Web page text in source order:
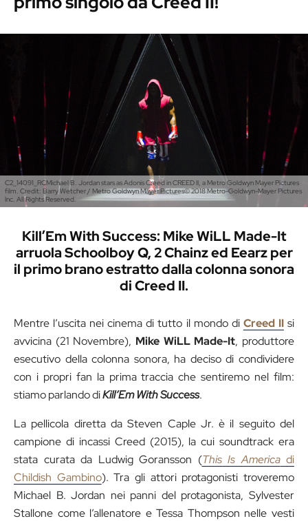
C2_14091_RCMichael B. Jordan stars as Adonis Creed in CREED II, a Metro Goldwyn Mayer Pictures
film. Credit: Barry Wetcher / Metro Goldwyn Mayer Pictures© 2018 Metro-Goldwyn-Mayer Pictures
Inc. All Rights Reserved.
Kill’Em With Success: Mike WiLL Made-It
arruola Schoolboy Q, 2 Chainz ed Eearz per
il primo brano estratto dalla colonna sonora
di Creed II.
Mentre l’uscita nei cinema di tutto il mondo di Creed IIsi
avvicina (21 Novembre), Mike WiLL Made-It, produttore
esecutivo della colonna sonora, ha deciso di condividere
con i propri fan la prima traccia che sentiremo nel film:
stiamo parlando diKill’Em With Success.
La pellicola diretta da Steven Caple Jr. è il seguito del
campione di incassi Creed (2015), la cui soundtrack era
stata curata da Ludwig Goransson (This Is Americadi
Childish Gambino). Tra gli attori protagonisti troveremo
Michael B. Jordan nei panni del protagonista, Sylvester
Stallone come l’allenatore e Tessa Thompson nelle vesti